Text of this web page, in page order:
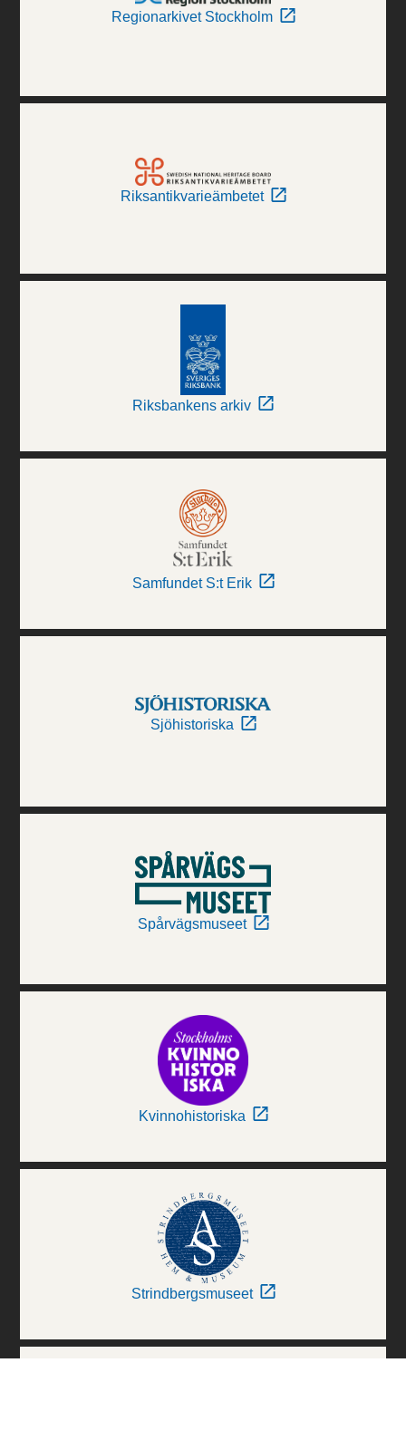
Regionarkivet Stockholm
Riksantikvarieämbetet
Riksbankens arkiv
Samfundet S:t Erik
Sjöhistoriska
Spårvägsmuseet
Kvinnohistoriska
Strindbergsmuseet